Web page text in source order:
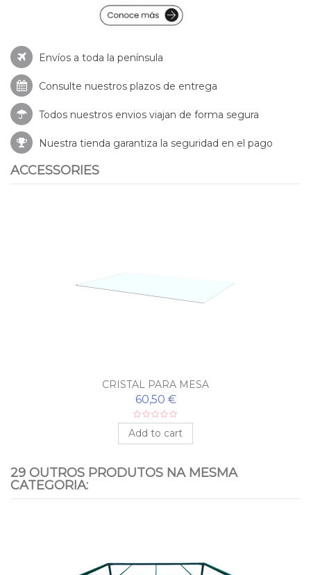
Envíos a toda la península
Consulte nuestros plazos de entrega
Todos nuestros envios viajan de forma segura
Nuestra tienda garantiza la seguridad en el pago
ACCESSORIES
CRISTAL PARA MESA
60,50 €
Add to cart
29 OUTROS PRODUTOS NA MESMA
CATEGORIA: